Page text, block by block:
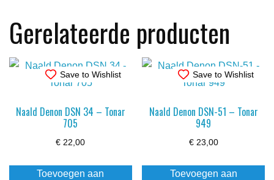
Gerelateerde producten
Save to Wishlist
Naald Denon DSN 34 – Tonar
705
€ 22,00
Toevoegen aan
Save to Wishlist
Naald Denon DSN-51 – Tonar
949
€23,00
Toevoegen aan